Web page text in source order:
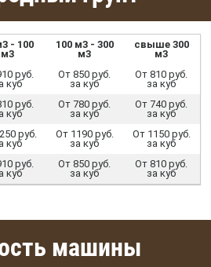
- 100
м3
100 м3 - 300
м3
свыше 300
м3
руб.
куб
От 850 руб.
за куб
От 810 руб.
за куб
руб.
куб
От 780 руб.
за куб
От 740 руб.
за куб
руб.
куб
От 1190 руб.
за куб
От 1150 руб.
за куб
руб.
куб
От 850 руб.
за куб
От 810 руб.
за куб
машины